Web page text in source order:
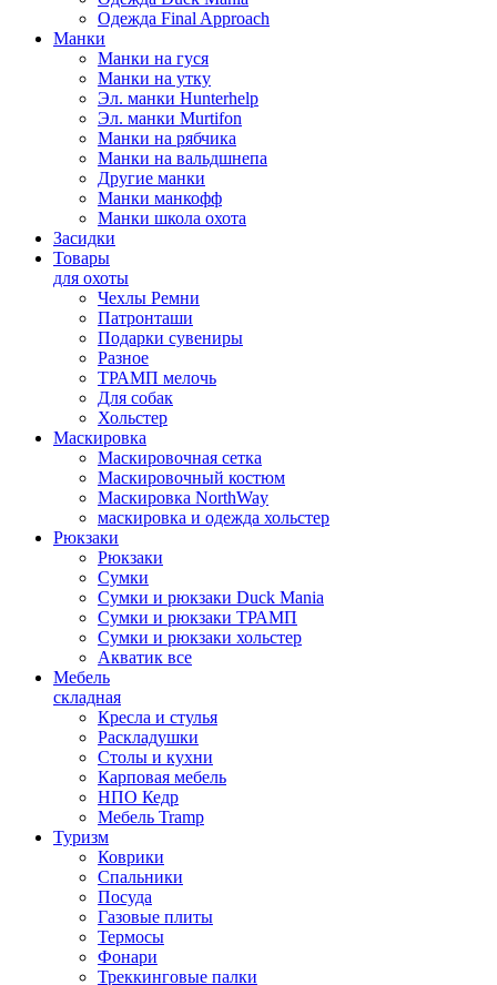
Одежда Final Approach
Манки
Манки на гуся
Манки на утку
Эл. манки Hunterhelp
Эл. манки Murtifon
Манки на рябчика
Манки на вальдшнепа
Другие манки
Манки манкофф
Манки школа охота
Засидки
Товары
для охоты
Чехлы Ремни
Патронташи
Подарки сувениры
Разное
ТРАМП мелочь
Для собак
Хольстер
Маскировка
Маскировочная сетка
Маскировочный костюм
Маскировка NorthWay
маскировка и одежда хольстер
Рюкзаки
Рюкзаки
Сумки
Сумки и рюкзаки Duck Mania
Сумки и рюкзаки ТРАМП
Сумки и рюкзаки хольстер
Акватик все
Мебель
складная
Кресла и стулья
Раскладушки
Столы и кухни
Карповая мебель
НПО Кедр
Мебель Tramp
Туризм
Коврики
Спальники
Посуда
Газовые плиты
Термосы
Фонари
Треккинговые палки